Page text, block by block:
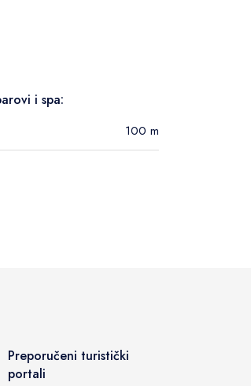
i spa:
100 m
Preporučeni turistički
portali